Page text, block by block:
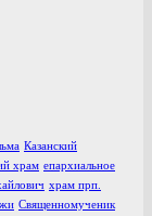
Казанский
храм епархиальное
храм прп.
Священномученик